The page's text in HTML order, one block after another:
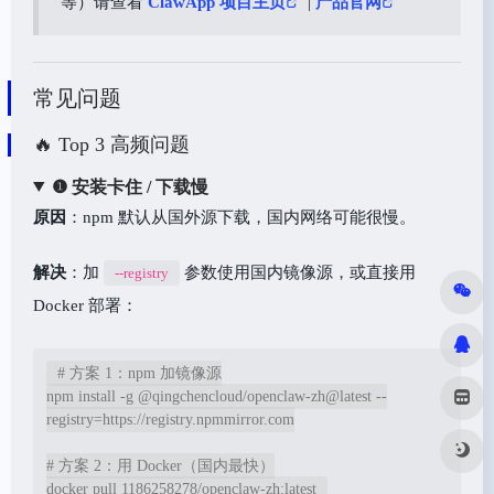
常见问题
🔥 Top 3 高频问题
❶ 安装卡住 / 下载慢
原因 ：npm 默认从国外源下载，国内网络可能很慢。
解决 ：加 --registry
参数使用国内镜像源，或直接用
Docker 部署：
# 方案 1：npm 加镜像源
npm install -g @qingchencloud/openclaw-zh@latest --
registry=https://registry.npmmirror.com
# 方案 2：用 Docker（国内最快）
docker pull 1186258278/openclaw-zh:latest